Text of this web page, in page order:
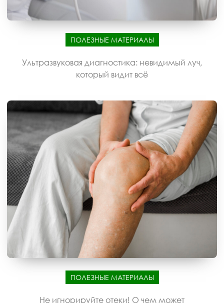
ПОЛЕЗНЫЕ МАТЕРИАЛЫ
Ультразвуковая диагностика: невидимый луч,
который видит всё
ПОЛЕЗНЫЕ МАТЕРИАЛЫ
Не игнорируйте отеки! О чем может